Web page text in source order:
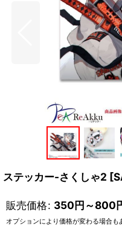
ステッカー-さくしゃ2 [
販売価格: 350円～800
オプションにより価格が変わる場合も